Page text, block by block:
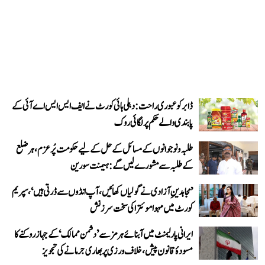
ڈابر کو عبوری راحت: دہلی ہائی کورٹ نے ایف ایس ایس اے آئی کے
پابندی والے حکم پر لگائی روک
طلبہ و نوجوانوں کے مسائل کے حل کے لیے حکومت پُرعزم، ہر ضلع
کے طلبہ سے مشورے لیں گے: ہیمنت سورین
’مجاہدینِ آزادی نے گولیاں کھائیں، آپ انڈوں سے ڈرتی ہیں‘، سپریم
کورٹ میں مہوا موئترا کی سخت سرزنش
ایرانی پارلیمنٹ میں آبنائے ہرمز سے ’دشمن ممالک‘ کے جہاز روکنے کا
مسودۂ قانون پیش، خلاف ورزی پر بھاری جرمانے کی تجویز